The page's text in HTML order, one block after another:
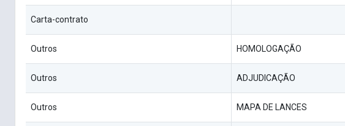
Carta-contrato
Outros HOMOLOGAÇÃO
Outros ADJUDICAÇÃO
Outros MAPA DE LANCES